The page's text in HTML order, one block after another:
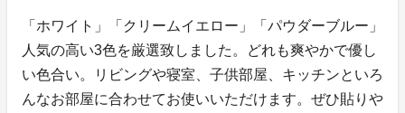
「ホワイト」「クリームイエロー」「パウダーブルー」
人気の高い3色を厳選致しました。どれも爽やかで優し
い色合い。リビングや寝室、子供部屋、キッチンといろ
んなお部屋に合わせてお使いいただけます。ぜひ貼りや